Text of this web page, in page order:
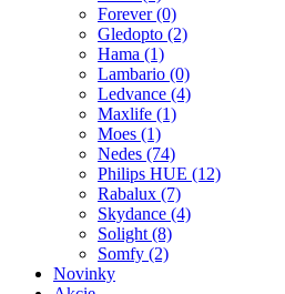
Forever (0)
Gledopto (2)
Hama (1)
Lambario (0)
Ledvance (4)
Maxlife (1)
Moes (1)
Nedes (74)
Philips HUE (12)
Rabalux (7)
Skydance (4)
Solight (8)
Somfy (2)
Novinky